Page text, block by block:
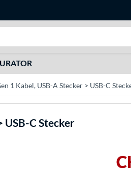
1 Kabel, USB-A Stecker > USB-C
USB-C Stecker